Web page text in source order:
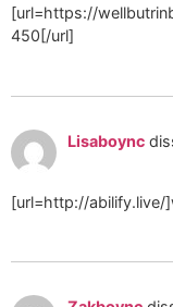
[url=https://
450[/url]
Lisaboync
[url=http://abilify.live/